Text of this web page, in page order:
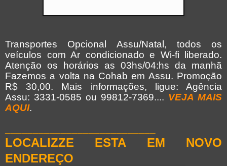
Transportes Opcional Assu/Natal, todos os
veículos com Ar condicionado e Wi-fi liberado.
Atenção os horários as 03hs/04:hs da manhã
Fazemos a volta na Cohab em Assu. Promoção
R$ 30,00. Mais informações, ligue: Agência
Assu: 3331-0585 ou 99812-7369.... VEJA MAIS
AQUI.
LOCALIZZE ESTA EM NOVO
ENDEREÇO